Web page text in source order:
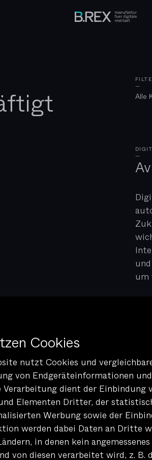
Cookies
nutzt Cookies und
von Endgeräteinformationen
Verarbeitung dient der Einbindung
Elementen Dritter, der
Werbung sowie der
werden dabei Daten an Dritte
in denen kein
von diesen verarbeitet wird, z. B.
—
Alle
—
um
Technologie
indem sie
und sofortige
Dieser
rasch zum
Animation, Film,